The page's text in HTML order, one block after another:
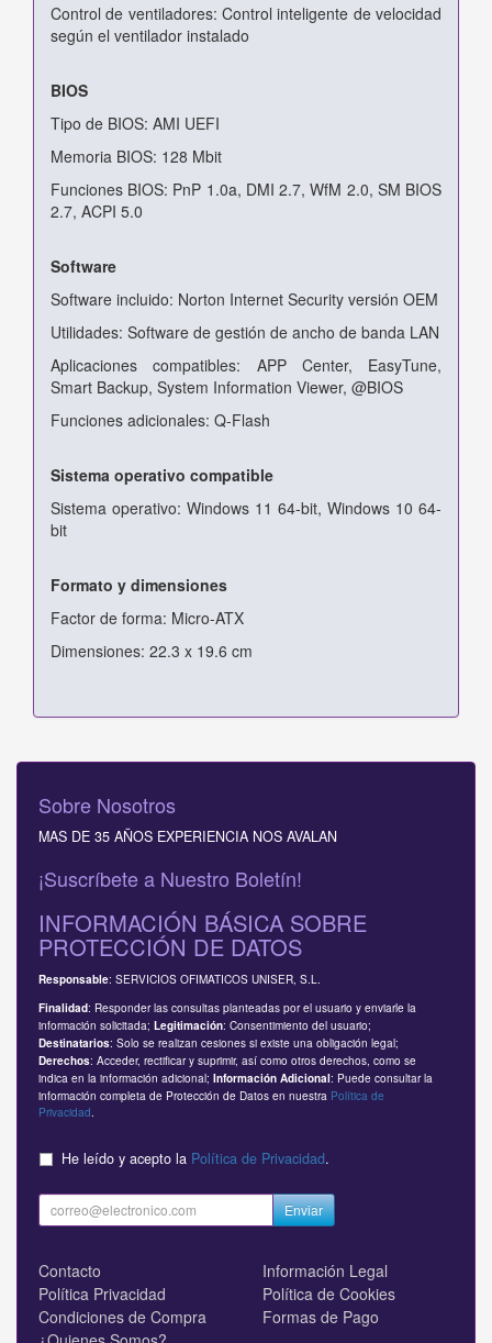
Control de ventiladores: Control inteligente de velocidad
según el ventilador instalado
BIOS
Tipo de BIOS: AMI UEFI
Memoria BIOS: 128 Mbit
Funciones BIOS: PnP 1.0a, DMI 2.7, WfM 2.0, SM BIOS
2.7, ACPI 5.0
Software
Software incluido: Norton Internet Security versión OEM
Utilidades: Software de gestión de ancho de banda LAN
Aplicaciones compatibles: APP Center, EasyTune,
Smart Backup, System Information Viewer, @BIOS
Funciones adicionales: Q-Flash
Sistema operativo compatible
Sistema operativo: Windows 11 64-bit, Windows 10 64-
bit
Formato y dimensiones
Factor de forma: Micro-ATX
Dimensiones: 22.3 x 19.6 cm
Sobre Nosotros
MAS DE 35 AÑOS EXPERIENCIA NOS AVALAN
¡Suscríbete a Nuestro Boletín!
INFORMACIÓN BÁSICA SOBRE
PROTECCIÓN DE DATOS
Responsable: SERVICIOS OFIMATICOS UNISER, S.L.
Finalidad: Responder las consultas planteadas por el usuario y enviarle la
información solicitada; Legitimación: Consentimiento del usuario;
Destinatarios: Solo se realizan cesiones si existe una obligación legal;
Derechos: Acceder, rectificar y suprimir, así como otros derechos, como se
indica en la información adicional; Información Adicional: Puede consultar la
información completa de Protección de Datos en nuestra Política de
Privacidad
He leído y acepto la Política de Privacidad.
Enviar
Contacto
Información Legal
Política Privacidad
Política de Cookies
Condiciones de Compra
Formas de Pago